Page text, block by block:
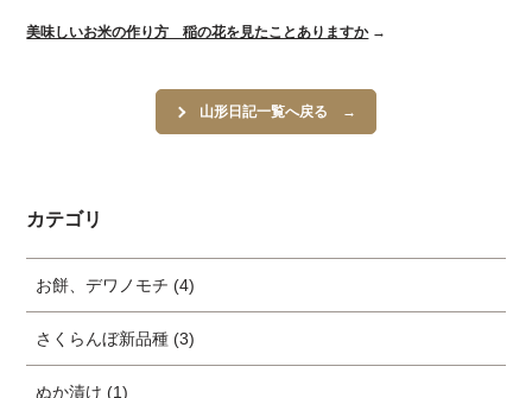
美味しいお米の作り方 稲の花を見たことありますか→
山形日記一覧へ戻る
カテゴリ
お餅、デワノモチ (4)
さくらんぼ新品種 (3)
ぬか漬け (1)